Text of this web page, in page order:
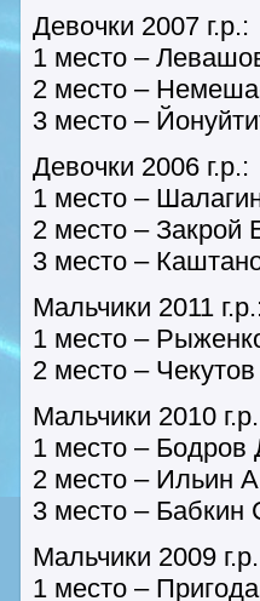
Девочки 2007 г.р.:
1 место –
2 место –
3 место –
Девочки 2006 г.р.:
1 место –
2 место – Закрой
3 место –
Мальчики 2011
1 место –
2 место –
Мальчики 2010
1 место – Бодров
2 место – Ильин
3 место – Бабкин
Мальчики 2009
1 место –